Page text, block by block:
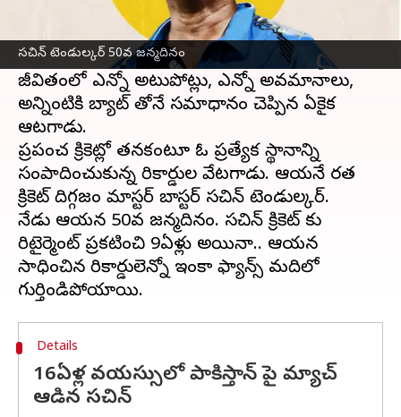
సచిన్ టెండుల్కర్ 50వ జన్మదినం
భారత క్రికెట్లో అతనోక సంచలనం. క్రికెట్ దేవుడిగా
పిలిపించుకున్న ఘనత అతడికి మాత్రమే సొంతం.
ఎంతోమంది క్రికెటర్లకు అతని జీవితమే పాఠ్యాంశం.
జీవితంలో ఎన్నో అటుపోట్లు, ఎన్నో అవమానాలు,
అన్నింటికి బ్యాట్ తోనే సమాధానం చెప్పిన ఏకైక
ఆటగాడు.
ప్రపంచ క్రికెట్లో తనకంటూ ఓ ప్రత్యేక స్థానాన్ని
సంపాదించుకున్న రికార్డుల వేటగాడు. ఆయనే భారత
క్రికెట్ దిగ్గజం మాస్టర్ బాస్టర్ సచిన్ టెండుల్కర్.
నేడు ఆయన 50వ జన్మదినం. సచిన్ క్రికెట్ కు
రిటైర్మెంట్ ప్రకటించి 9ఏళ్లు అయినా.. ఆయన
సాధించిన రికార్డులెన్నో ఇంకా ఫ్యాన్స్ మదిలో
Details
16ఏళ్ల వయస్సులో పాకిస్తాన్ పై మ్యాచ్
ఆడిన సచిన్